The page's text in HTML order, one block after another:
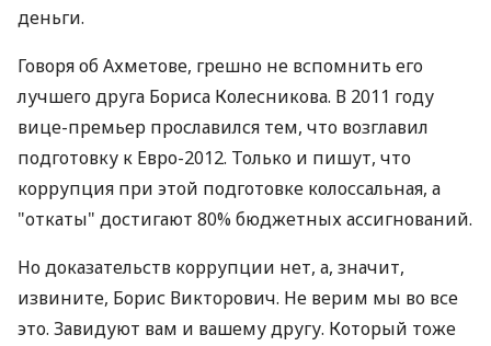
деньги.
Говоря об Ахметове, грешно не вспомнить его
лучшего друга Бориса Колесникова. В 2011 году
вице-премьер прославился тем, что возглавил
подготовку к Евро-2012. Только и пишут, что
коррупция при этой подготовке колоссальная, а
"откаты" достигают 80% бюджетных ассигнований.
Но доказательств коррупции нет, а, значит,
извините, Борис Викторович. Не верим мы во все
это. Завидуют вам и вашему другу. Который тоже